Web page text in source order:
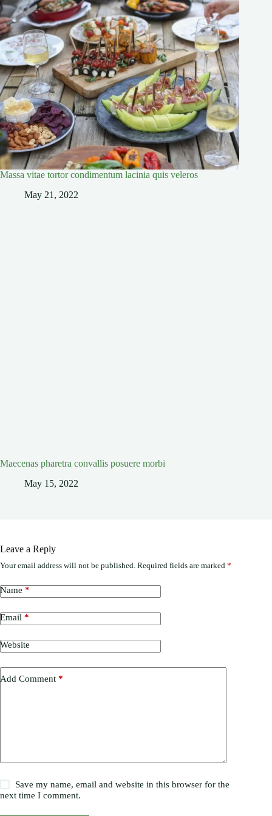
Massa vitae tortor condimentum lacinia quis veleros
May 21, 2022
Maecenas pharetra convallis posuere morbi
May 15, 2022
Leave a Reply
Your email address will not be published. Required fields are marked *
Name *
Email *
Website
Add Comment *
Save my name, email and website in this browser for the
next time I comment.